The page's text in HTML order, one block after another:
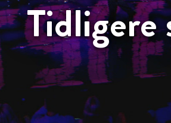
Tidligere